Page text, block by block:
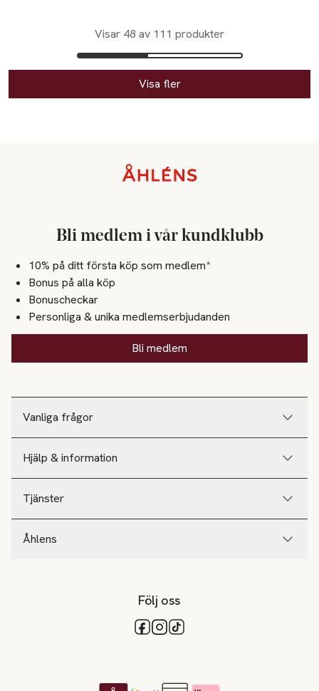
Visar 48 av 111 produkter
Visa fler
Vanliga frågor
Hjälp & information
Tjänster
Åhlens
Bli medlem i vår kundklubb
10% på ditt första köp som medlem*
Bonus på alla köp
Bonuscheckar
Personliga & unika medlemserbjudanden
Bli medlem
Följ oss